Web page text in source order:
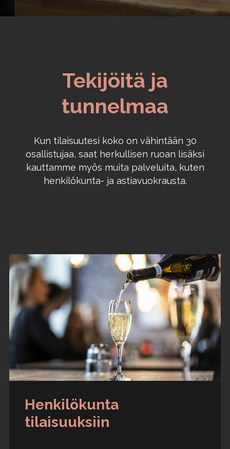
Tekijöitä ja
tunnelmaa
Kun tilaisuutesi koko on vähintään 30
osallistujaa, saat herkullisen ruoan lisäksi
kauttamme myös muita palveluita, kuten
henkilökunta- ja astiavuokrausta.
Henkilökunta
tilaisuuksiin